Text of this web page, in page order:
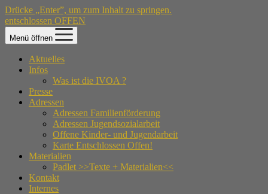
Drücke „Enter”, um zum Inhalt zu springen.
entschlossen OFFEN
Menü öffnen
Aktuelles
Infos
Was ist die IVOA ?
Presse
Adressen
Adressen Familienförderung
Adressen Jugendsozialarbeit
Offene Kinder- und Jugendarbeit
Karte Entschlossen Offen!
Materialien
Padlet >>Texte + Materialien<<
Kontakt
Internes